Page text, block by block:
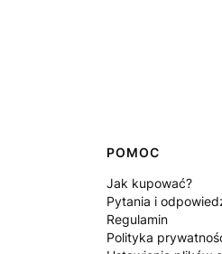
POMOC
Jak kupować?
Pytania i
Regulamin
Polityka